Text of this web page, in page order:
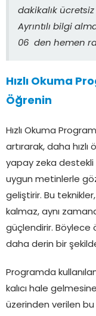
dakikalık
Ayrıntılı bilgi
06 den hemen
Hızlı Okuma
Öğrenin
Hızlı Okuma
artırarak, daha
yapay zeka
uygun metinlerle göz
geliştirir. Bu
kalmaz, aynı
güçlendirir. Böylece
daha derin bir
Programda
kalıcı hale
üzerinden verilen